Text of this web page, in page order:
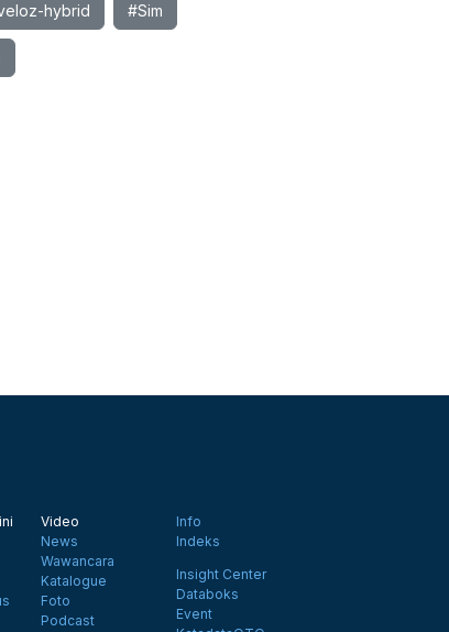
hybrid #Sim
Video
News
Wawancara
Katalogue
Foto
Podcast
Info
Indeks
Insight Center
Databoks
Event